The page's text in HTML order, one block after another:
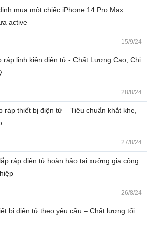
mua một chiếc iPhone 14 Pro Max
active
15/9/24
ráp linh kiện điện tử - Chất Lượng Cao, Chi
28/8/24
ráp thiết bị điện tử – Tiêu chuẩn khắt khe,
27/8/24
ráp điện tử hoàn hảo tại xưởng gia công
26/8/24
bị điện tử theo yêu cầu – Chất lượng tối